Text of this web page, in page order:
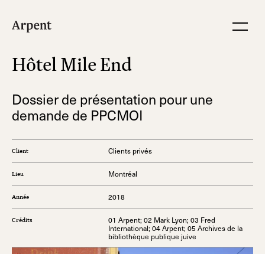
Hôtel Mile End
Dossier de présentation pour une
demande de PPCMOI
Client Clients privés
Lieu Montréal
Année 2018
Crédits 01 Arpent; 02 Mark Lyon; 03 Fred
International; 04 Arpent; 05 Archives de la
bibliothèque publique juive